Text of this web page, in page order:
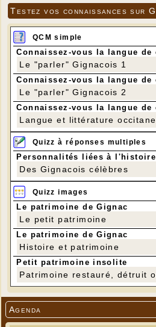
Agenda
avec Jean-Louis
GADEBOIS -
Testez vos connaissances sur
QCM simple
Connaissez-vous la langue de
Le "parler" Gignacois 1
Connaissez-vous la langue de
Le "parler" Gignacois 2
Connaissez-vous la langue de
Langue et littérature
Quizz à réponses multiples
Personnalités liées à
Des Gignacois célèbres
Quizz images
Le patrimoine de Gignac
Le petit patrimoine
Le patrimoine de Gignac
Histoire et patrimoine
Petit patrimoine insolite
Patrimoine restauré, détruit